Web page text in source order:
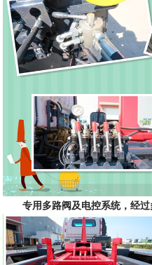
专用多路阀及电控系统，经